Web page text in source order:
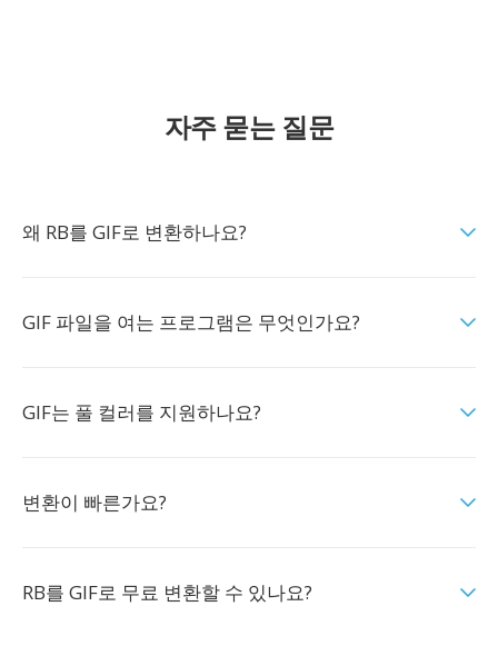
자주 묻는 질문
왜 RB를 GIF로 변환하나요?
GIF 파일을 여는 프로그램은 무엇인가요?
GIF는 풀 컬러를 지원하나요?
변환이 빠른가요?
RB를 GIF로 무료 변환할 수 있나요?